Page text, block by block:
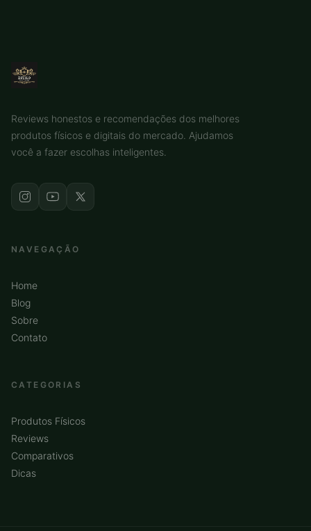
Reviews honestos e recomendações dos melhores
produtos físicos e digitais do mercado. Ajudamos
você a fazer escolhas inteligentes.
NAVEGAÇÃO
Home
Blog
Sobre
Contato
CATEGORIAS
Produtos Físicos
Reviews
Comparativos
Dicas